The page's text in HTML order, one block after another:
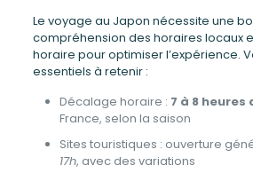
Le voyage au Japon nécessite une
compréhension des horaires locaux
horaire pour optimiser l’expérience.
essentiels à retenir :
Décalage horaire : 7 à 8 heures
France, selon la saison
Sites touristiques : ouverture
17h, avec des variations